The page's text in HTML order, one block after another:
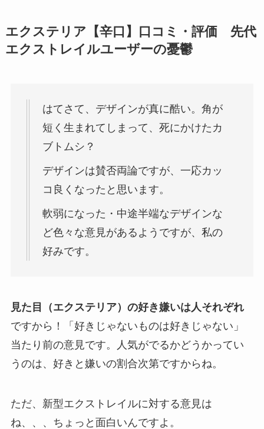
エクステリア【辛口】口コミ・評価 先代
エクストレイルユーザーの憂鬱
はてさて、デザインが真に酷い。角が
短く生まれてしまって、死にかけたカ
ブトムシ？
デザインは賛否両論ですが、一応カッ
コ良くなったと思います。
軟弱になった・中途半端なデザインな
ど色々な意見があるようですが、私の
好みです。
見た目（エクステリア）の好き嫌いは人それぞれ
ですから！「好きじゃないものは好きじゃない」
当たり前の意見です。人気がでるかどうかってい
うのは、好きと嫌いの割合次第ですからね。
ただ、新型エクストレイルに対する意見は
ね、、、ちょっと面白いんですよ。